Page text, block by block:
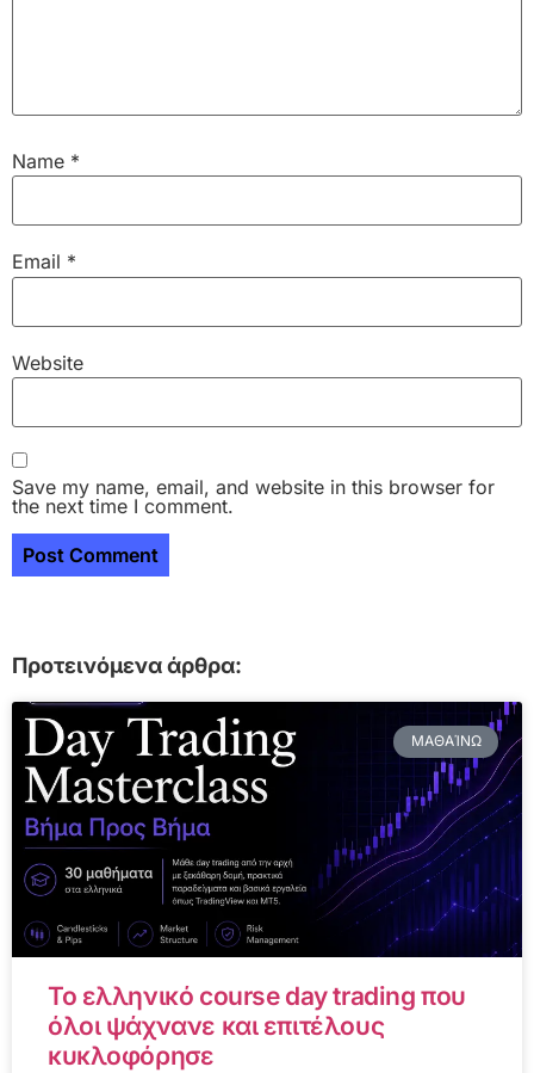
Name *
Email *
Website
Save my name, email, and website in this browser for
the next time I comment.
Προτεινόμενα άρθρα:
ΜΑΘΑΊΝΩ
Το ελληνικό course day trading που
όλοι ψάχνανε και επιτέλους
κυκλοφόρησε